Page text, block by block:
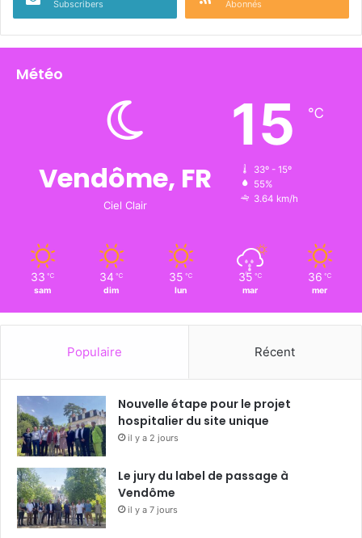
Subscribers Abonnés
Météo
Vendôme, FR
Ciel Clair
15 ℃
33º - 15º
55%
3.64 km/h
33 ℃
sam
34 ℃
dim
35 ℃
lun
35 ℃
mar
36 ℃
mer
Populaire Récent
Nouvelle étape pour le projet
hospitalier du site unique
il y a 2 jours
Le jury du label de passage à
Vendôme
il y a 7 jours